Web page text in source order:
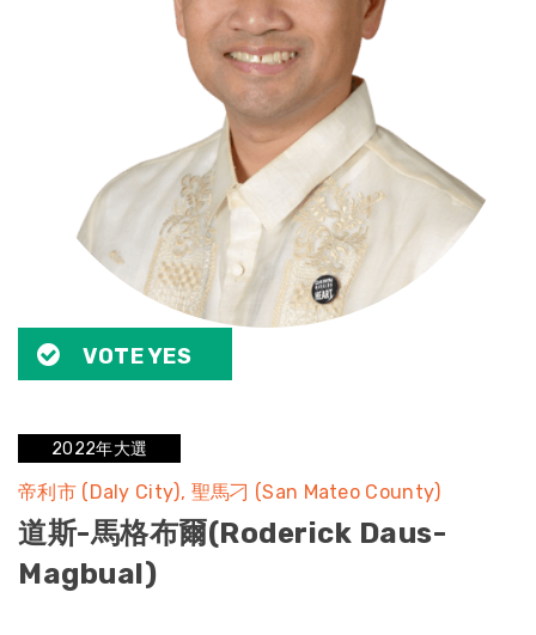
VOTE YES
2022年大選
帝利市 (Daly City) 聖馬刁 (San Mateo County)
道斯-馬格布爾(Roderick Daus-
Magbual)